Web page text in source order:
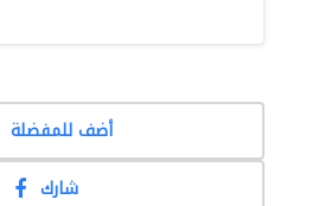
أضف للمفضلة
شارك